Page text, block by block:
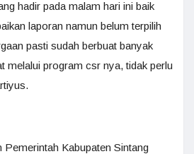
hadir pada malam hari ini baik
laporan namun belum terpilih
pasti sudah berbuat banyak
melalui program csr nya, tidak perlu
Pemerintah Kabupaten Sintang